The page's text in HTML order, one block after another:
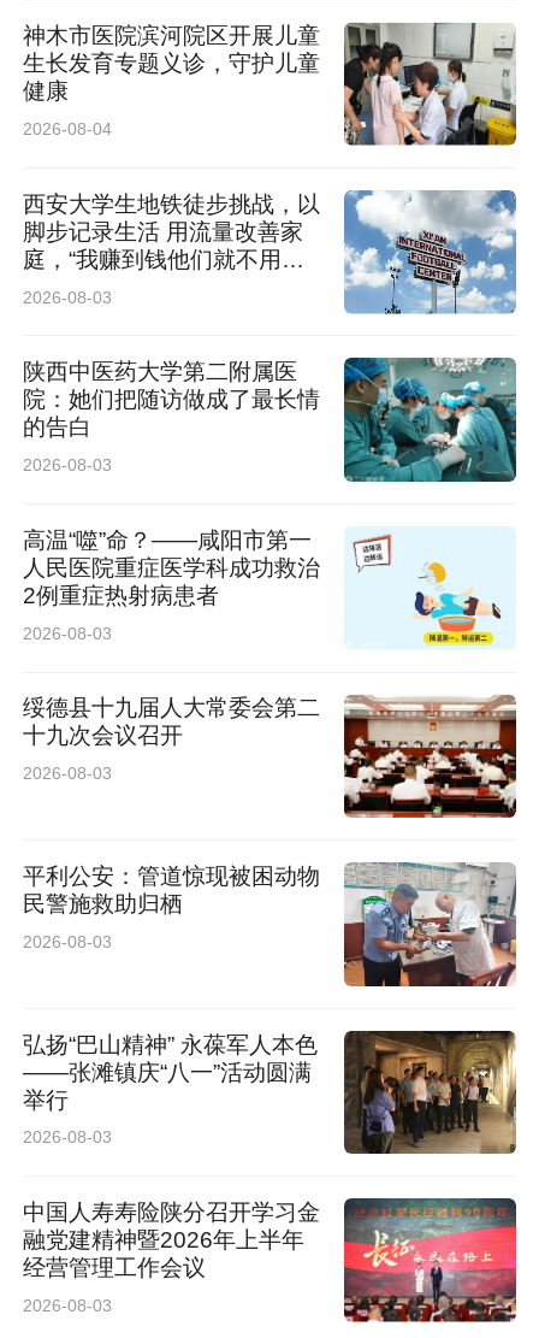
神木市医院滨河院区开展儿童
生长发育专题义诊，守护儿童
健康
2026-08-04
西安大学生地铁徒步挑战，以
脚步记录生活 用流量改善家
庭，“我赚到钱他们就不用早
起了”
2026-08-03
陕西中医药大学第二附属医
院：她们把随访做成了最长情
的告白
2026-08-03
高温“噬”命？——咸阳市第一
人民医院重症医学科成功救治
2例重症热射病患者
2026-08-03
绥德县十九届人大常委会第二
十九次会议召开
2026-08-03
平利公安：管道惊现被困动物
民警施救助归栖
2026-08-03
弘扬“巴山精神” 永葆军人本色
——张滩镇庆“八一”活动圆满
举行
2026-08-03
中国人寿寿险陕分召开学习金
融党建精神暨2026年上半年
经营管理工作会议
2026-08-03